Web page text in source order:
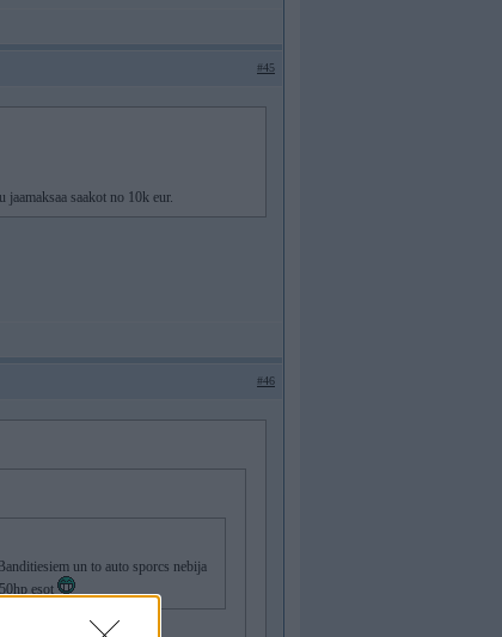
#45
jaamaksaa saakot no 10k eur.
#46
un to auto sporcs nebija
esot